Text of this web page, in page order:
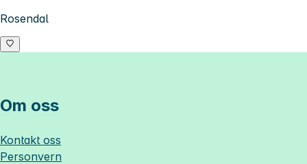
Rosendal
Om oss
Kontakt oss
Personvern